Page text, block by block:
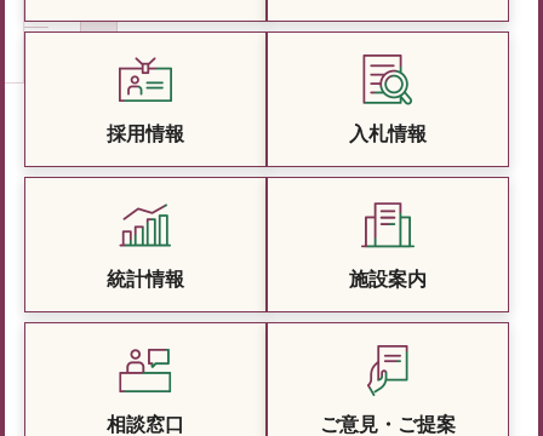
採用情報 入札情報
統計情報 施設案内
相談窓口 ご意見・ご提案